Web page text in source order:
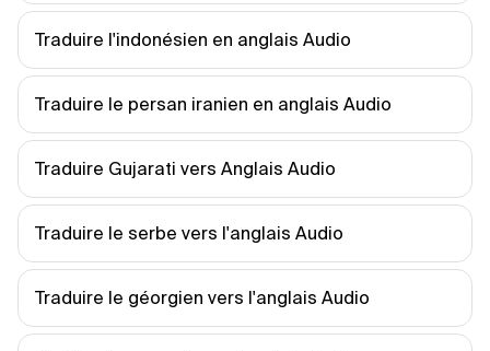
Traduire l'indonésien en anglais Audio
Traduire le persan iranien en anglais Audio
Traduire Gujarati vers Anglais Audio
Traduire le serbe vers l'anglais Audio
Traduire le géorgien vers l'anglais Audio